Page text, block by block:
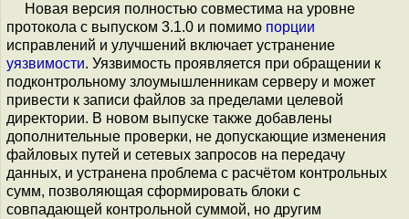
Новая версия полностью совместима на уровне
протокола с выпуском 3.1.0 и помимо порции
исправлений и улучшений включает устранение
уязвимости. Уязвимость проявляется при обращении к
подконтрольному злоумышленникам серверу и может
привести к записи файлов за пределами целевой
директории. В новом выпуске также добавлены
дополнительные проверки, не допускающие изменения
файловых путей и сетевых запросов на передачу
данных, и устранена проблема с расчётом контрольных
сумм, позволяющая сформировать блоки с
совпадающей контрольной суммой, но другим